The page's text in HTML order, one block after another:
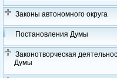
Законы автономного округа
Постановления Думы
Законотворческая
Думы